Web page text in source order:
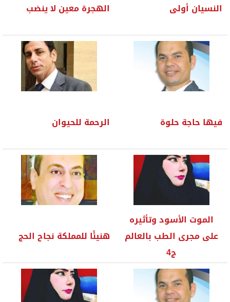
النسيان أولى الهجرة معين لا ينضب
فيها حاجة حلوة الرحمة للحيوان
الموت الأسود وتأثيره
على مجرى الطب بالعالم
ج4
هنيئًا للمملكة نجاح الحج